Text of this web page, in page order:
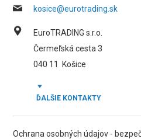
kosice@eurotrading.sk
EuroTRADING s.r.o.
Čermeľská cesta 3
040 11
Košice
ĎALŠIE KONTAKTY
Ochrana osobných údajov -